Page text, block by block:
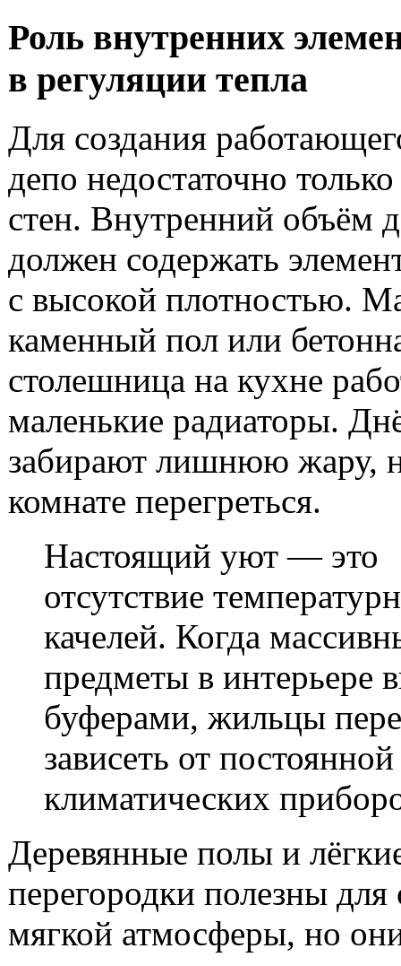
Роль внутренних
в регуляции тепла
Для создания
депо недостаточно
стен. Внутренний объём
должен содержать
с высокой плотностью.
каменный пол или
столешница на кухне
маленькие радиаторы.
забирают лишнюю жару,
комнате перегреться.
Настоящий уют — это
отсутствие
качелей. Когда
предметы в интерьере
буферами, жильцы
зависеть от
климатических
Деревянные полы и
перегородки полезны для
мягкой атмосферы, но